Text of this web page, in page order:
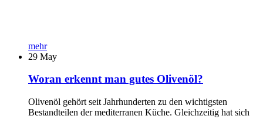
mehr
29 May
Woran erkennt man gutes Olivenöl?
Olivenöl gehört seit Jahrhunderten zu den wichtigsten
Bestandteilen der mediterranen Küche. Gleichzeitig hat sich